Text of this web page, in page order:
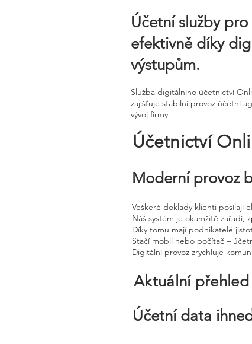
Účetní služby
efektivně díky
výstupům.
Služba digitálního účetnictví
zajišťuje stabilní provoz účetní
vývoj firmy.
Účetnictví
Moderní provoz
Veškeré doklady klienti posílají
Náš systém je okamžitě zařadí,
Díky tomu mají podnikatelé
Stačí mobil nebo počítač –
Digitální provoz zrychluje
Aktuální
Účetní data